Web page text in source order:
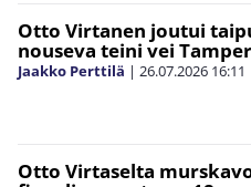
Otto Virtanen joutui
nouseva teini vei
Jaakko Perttilä | 26.07.2026 16:11
Otto Virtaselta